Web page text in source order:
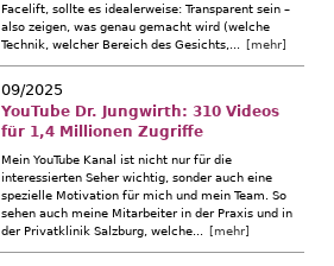
Facelift, sollte es idealerweise: Transparent sein –
also zeigen, was genau gemacht wird (welche
Technik, welcher Bereich des Gesichts,...
[mehr]
09/2025
YouTube Dr. Jungwirth: 310 Videos
für 1,4 Millionen Zugriffe
Mein YouTube Kanal ist nicht nur für die
interessierten Seher wichtig, sonder auch eine
spezielle Motivation für mich und mein Team. So
sehen auch meine Mitarbeiter in der Praxis und in
der Privatklinik Salzburg, welche...
[mehr]